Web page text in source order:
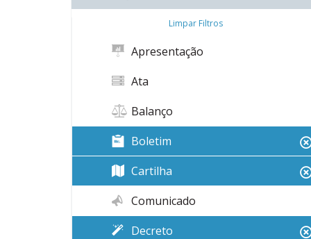
Limpar Filtros
Apresentação
Ata
Balanço
Boletim
Cartilha
Comunicado
Decreto